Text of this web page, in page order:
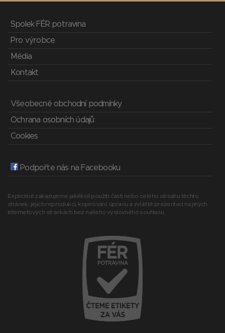
Spolek FÉR potravina
Pro výrobce
Média
Kontakt
Všeobecné obchodní podmínky
Ochrana osobních údajů
Cookies
Podpořte nás na Facebooku
Explicitně zakazujeme jakékoli použití části nebo celého obsahu těchto
stránek, jejich reprodukci, kopírování, úpravu a zvláště prezentaci na jiných
internetových stránkách bez našeho výslovného souhlasu.